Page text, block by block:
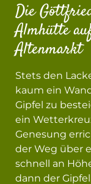
Die
Almhütte
Altenmarkt
Stets den
kaum ein
Gipfel zu
ein
Genesung
der Weg über
schnell an
dann der